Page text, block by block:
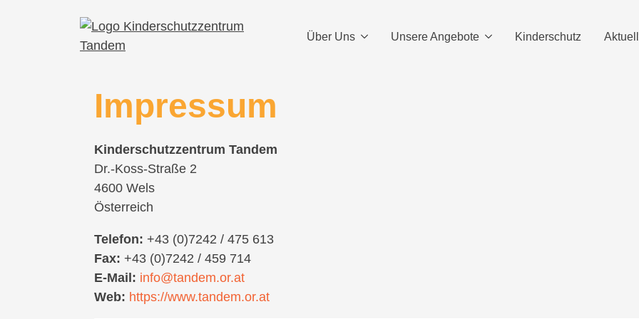
Über Uns Unsere Angebote Kinderschutz
Impressum
Kinderschutzzentrum Tandem
Dr.-Koss-Straße 2
4600 Wels
Österreich
Telefon: +43 (0)7242 / 475 613
Fax: +43 (0)7242 / 459 714
E-Mail: info@tandem.or.at
Web: https://www.tandem.or.at